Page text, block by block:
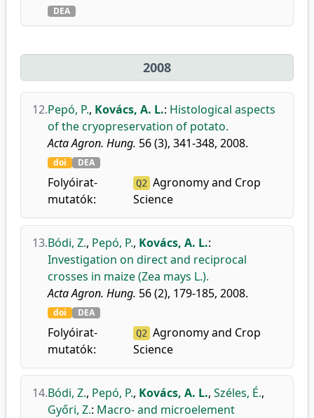
DEA
2008
12.Pepó, P., Kovács, A. L.: Histological aspects
of the cryopreservation of potato.
Acta Agron. Hung. 56 (3), 341-348, 2008.
doi DEA
Folyóirat-
mutatók:
Q2 Agronomy and Crop
Science
13.Bódi, Z., Pepó, P., Kovács, A. L.:
Investigation on direct and reciprocal
crosses in maize (Zea mays L.).
Acta Agron. Hung. 56 (2), 179-185, 2008.
doi DEA
Folyóirat-
mutatók:
Q2 Agronomy and Crop
Science
14.Bódi, Z., Pepó, P., Kovács, A. L., Széles, É.,
Győri, Z.: Macro- and microelement